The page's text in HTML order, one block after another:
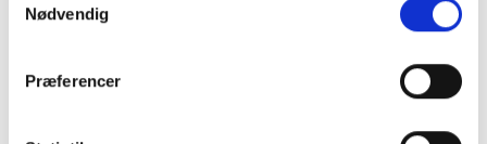
Nødvendig
Præferencer
Adelgade